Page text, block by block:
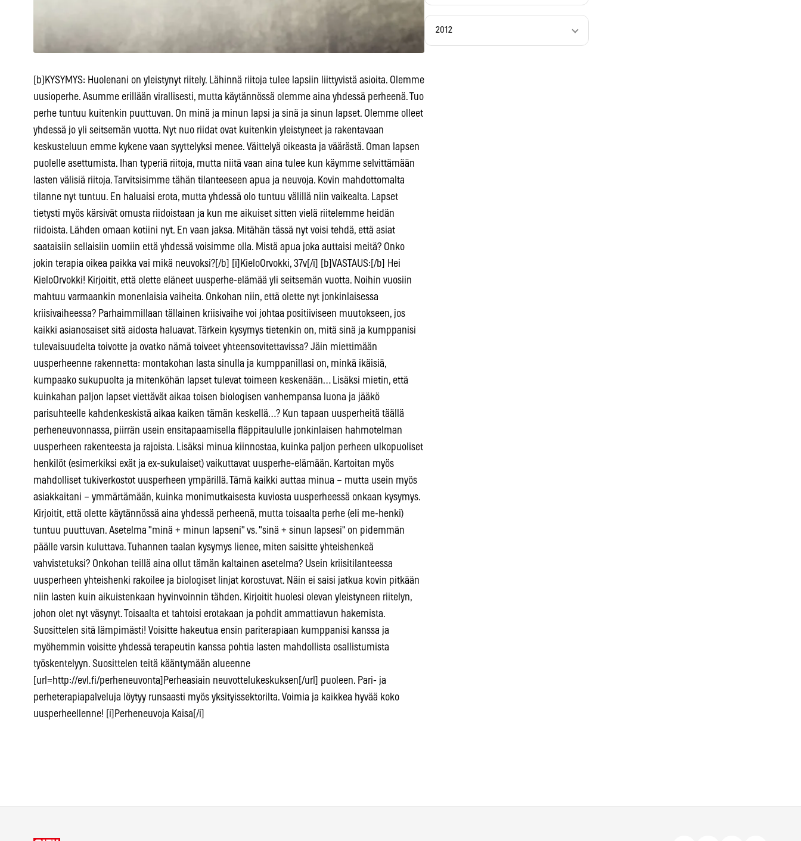
[b]KYSYMYS: Huolenani on yleistynyt riitely. Lähinnä riitoja tulee lapsiin liittyvistä asioita. Olemme
uusioperhe. Asumme erillään virallisesti, mutta käytännössä olemme aina yhdessä perheenä. Tuo
perhe tuntuu kuitenkin puuttuvan. On minä ja minun lapsi ja sinä ja sinun lapset. Olemme olleet
yhdessä jo yli seitsemän vuotta. Nyt nuo riidat ovat kuitenkin yleistyneet ja rakentavaan
keskusteluun emme kykene vaan syyttelyksi menee. Väittelyä oikeasta ja väärästä. Oman lapsen
puolelle asettumista. Ihan typeriä riitoja, mutta niitä vaan aina tulee kun käymme selvittämään
lasten välisiä riitoja. Tarvitsisimme tähän tilanteeseen apua ja neuvoja. Kovin mahdottomalta
tilanne nyt tuntuu. En haluaisi erota, mutta yhdessä olo tuntuu välillä niin vaikealta. Lapset
tietysti myös kärsivät omusta riidoistaan ja kun me aikuiset sitten vielä riitelemme heidän
riidoista. Lähden omaan kotiini nyt. En vaan jaksa. Mitähän tässä nyt voisi tehdä, että asiat
saataisiin sellaisiin uomiin että yhdessä voisimme olla. Mistä apua joka auttaisi meitä? Onko
jokin terapia oikea paikka vai mikä neuvoksi?[/b] [i]KieloOrvokki, 37v[/i] [b]VASTAUS:[/b] Hei
KieloOrvokki! Kirjoitit, että olette eläneet uusperhe-elämää yli seitsemän vuotta. Noihin vuosiin
mahtuu varmaankin monenlaisia vaiheita. Onkohan niin, että olette nyt jonkinlaisessa
kriisivaiheessa? Parhaimmillaan tällainen kriisivaihe voi johtaa positiiviseen muutokseen, jos
kaikki asianosaiset sitä aidosta haluavat. Tärkein kysymys tietenkin on, mitä sinä ja kumppanisi
tulevaisuudelta toivotte ja ovatko nämä toiveet yhteensovitettavissa? Jäin miettimään
uusperheenne rakennetta: montakohan lasta sinulla ja kumppanillasi on, minkä ikäisiä,
kumpaako sukupuolta ja mitenköhän lapset tulevat toimeen keskenään… Lisäksi mietin, että
kuinkahan paljon lapset viettävät aikaa toisen biologisen vanhempansa luona ja jääkö
parisuhteelle kahdenkeskistä aikaa kaiken tämän keskellä…? Kun tapaan uusperheitä täällä
perheneuvonnassa, piirrän usein ensitapaamisella fläppitaululle jonkinlaisen hahmotelman
uusperheen rakenteesta ja rajoista. Lisäksi minua kiinnostaa, kuinka paljon perheen ulkopuoliset
henkilöt (esimerkiksi exät ja ex-sukulaiset) vaikuttavat uusperhe-elämään. Kartoitan myös
mahdolliset tukiverkostot uusperheen ympärillä. Tämä kaikki auttaa minua – mutta usein myös
asiakkaitani – ymmärtämään, kuinka monimutkaisesta kuviosta uusperheessä onkaan kysymys.
Kirjoitit, että olette käytännössä aina yhdessä perheenä, mutta toisaalta perhe (eli me-henki)
tuntuu puuttuvan. Asetelma "minä + minun lapseni" vs. "sinä + sinun lapsesi" on pidemmän
päälle varsin kuluttava. Tuhannen taalan kysymys lienee, miten saisitte yhteishenkeä
vahvistetuksi? Onkohan teillä aina ollut tämän kaltainen asetelma? Usein kriisitilanteessa
uusperheen yhteishenki rakoilee ja biologiset linjat korostuvat. Näin ei saisi jatkua kovin pitkään
niin lasten kuin aikuistenkaan hyvinvoinnin tähden. Kirjoitit huolesi olevan yleistyneen riitelyn,
johon olet nyt väsynyt. Toisaalta et tahtoisi erotakaan ja pohdit ammattiavun hakemista.
Suosittelen sitä lämpimästi! Voisitte hakeutua ensin pariterapiaan kumppanisi kanssa ja
myöhemmin voisitte yhdessä terapeutin kanssa pohtia lasten mahdollista osallistumista
työskentelyyn. Suosittelen teitä kääntymään alueenne
[url=http://evl.fi/perheneuvonta]Perheasiain neuvottelukeskuksen[/url] puoleen. Pari- ja
perheterapiapalveluja löytyy runsaasti myös yksityissektorilta. Voimia ja kaikkea hyvää koko
uusperheellenne! [i]Perheneuvoja Kaisa[/i]
2012